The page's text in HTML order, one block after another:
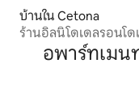
บ้านใน Cetona
ร้านอิลนิโดเดลรอนโด
อพาร์ทเมน